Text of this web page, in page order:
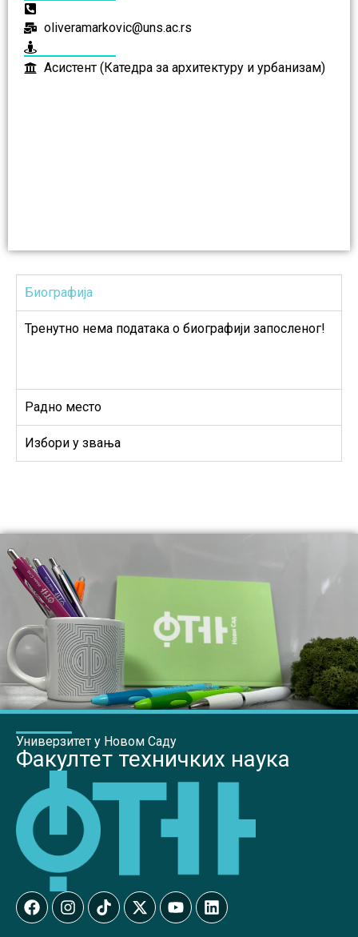
oliveramarkovic@uns.ac.rs
Асистент (Катедра за архитектуру и урбанизам)
Биографија
Тренутно нема података о биографији запосленог!
Радно место
Избори у звања
Универзитет у Новом Саду
Факултет техничких наука